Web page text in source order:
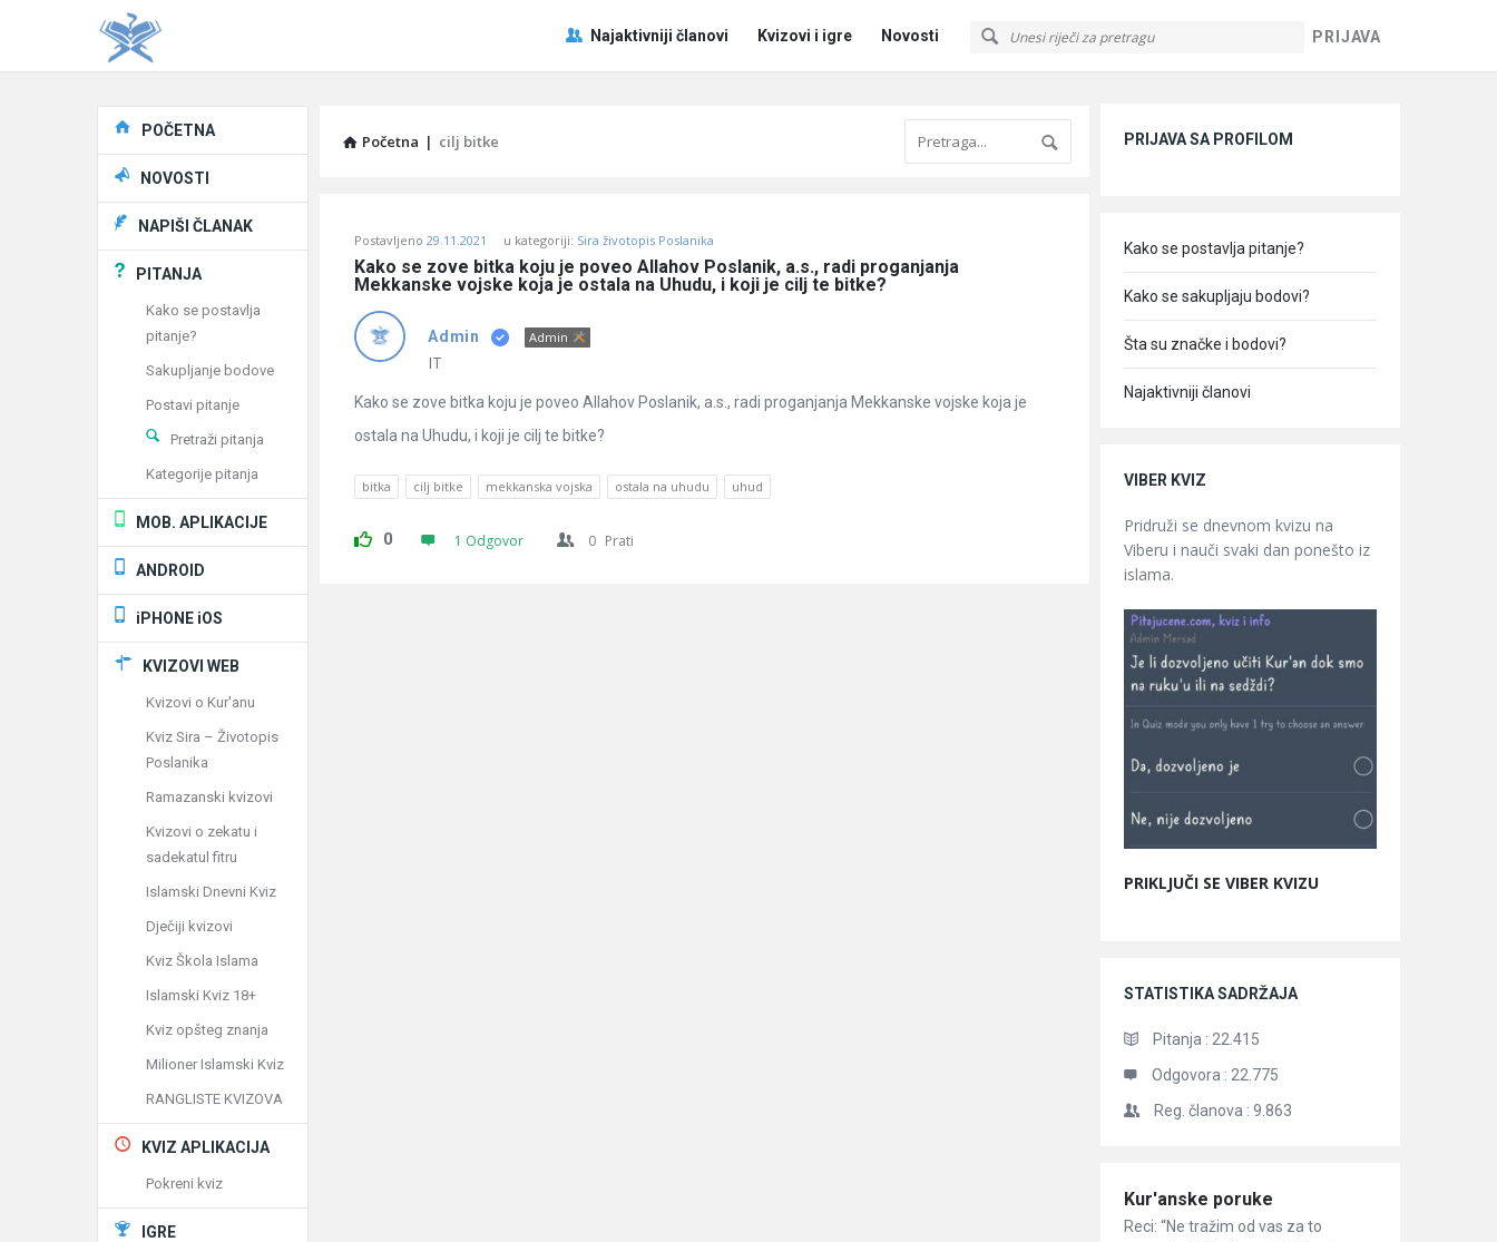
PRIJAVA
Pitaj
Učene
Najaktivniji članovi Kvizovi i igre Novosti
Početna | cilj bitke
Učene
Latest
Pitanja
Postavljeno 29.11.2021 u kategoriji: Sira životopis Poslanika
Kako se zove bitka koju je poveo Allahov Poslanik, a.s., radi proganjanja
Mekkanske vojske koja je ostala na Uhudu, i koji je cilj te bitke?
Admin Admin
IT
Kako se zove bitka koju je poveo Allahov Poslanik, a.s., radi proganjanja Mekkanske vojske koja je
ostala na Uhudu, i koji je cilj te bitke?
bitka cilj bitke mekkanska vojska ostala na uhudu uhud
0 1 Odgovor 0 Prati
PRIJAVA SA PROFILOM
Kako se postavlja pitanje?
Kako se sakupljaju bodovi?
Šta su značke i bodovi?
Najaktivniji članovi
VIBER KVIZ
Pridruži se dnevnom kvizu na
Viberu i nauči svaki dan ponešto iz
islama.
PRIKLJUČI SE VIBER KVIZU
STATISTIKA SADRŽAJA
Pitanja : 22.415
Odgovora : 22.775
Reg. članova : 9.863
Članci
Kur'anske poruke
Reci: “Ne tražim od vas za to
Explore
POČETNA
NOVOSTI
NAPIŠI ČLANAK
PITANJA
Kako se postavlja
pitanje?
Sakupljanje bodove
Postavi pitanje
Pretraži pitanja
Kategorije pitanja
MOB. APLIKACIJE
ANDROID
iPHONE iOS
KVIZOVI WEB
Kvizovi o Kur'anu
Kviz Sira – Životopis
Poslanika
Ramazanski kvizovi
Kvizovi o zekatu i
sadekatul fitru
Islamski Dnevni Kviz
Dječiji kvizovi
Kviz Škola Islama
Islamski Kviz 18+
Kviz opšteg znanja
Milioner Islamski Kviz
RANGLISTE KVIZOVA
KVIZ APLIKACIJA
Pokreni kviz
IGRE